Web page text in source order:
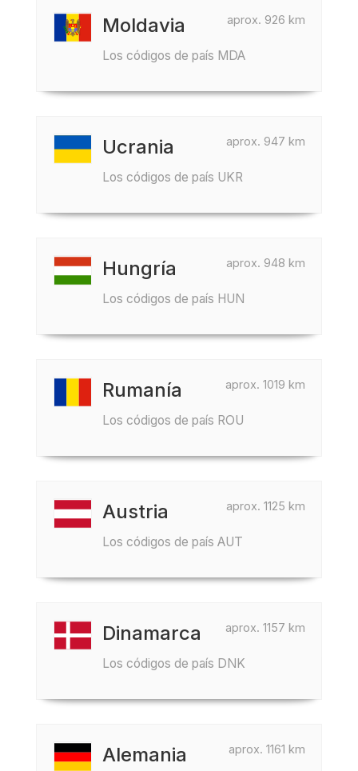
aprox. 926 km
Moldavia
Los códigos de país MDA
aprox. 947 km
Ucrania
Los códigos de país UKR
aprox. 948 km
Hungría
Los códigos de país HUN
aprox. 1019 km
Rumanía
Los códigos de país ROU
aprox. 1125 km
Austria
Los códigos de país AUT
aprox. 1157 km
Dinamarca
Los códigos de país DNK
aprox. 1161 km
Alemania